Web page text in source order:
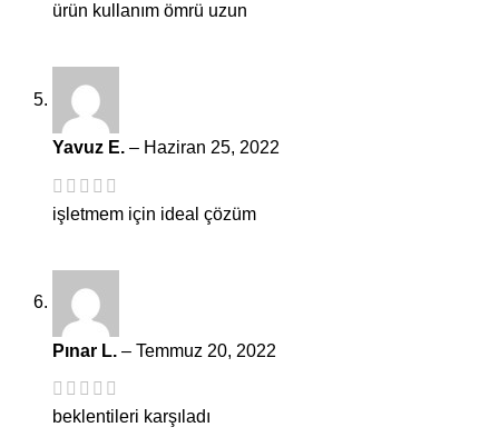
ürün kullanım ömrü uzun
Yavuz E. – Haziran 25, 2022
işletmem için ideal çözüm
Pınar L. – Temmuz 20, 2022
beklentileri karşıladı